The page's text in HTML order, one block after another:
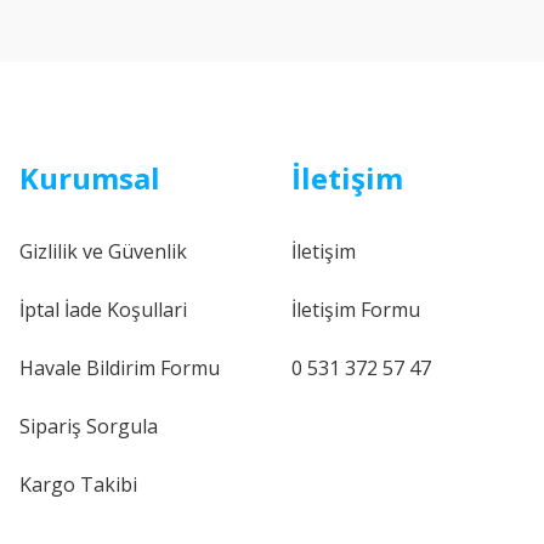
Kurumsal
Gizlilik ve Güvenlik
İptal İade Koşullari
Havale Bildirim Formu
Sipariş Sorgula
Kargo Takibi
İletişim
İletişim
İletişim Formu
0 531 372 57 47